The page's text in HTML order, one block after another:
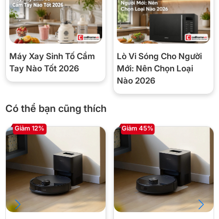
Bảo hành
của Cellhome)
Tính năng chính
Hút bụi thông minh, pin dung
lượng cao, điều khiển từ xa qua
Bạn cần một robot hút bụi nhỏ gọn, dễ sử dụng cho
Bạn muốn tự động hóa việc vệ sinh hàng ngày mà
không tốn nhiều công sức.
Bạn ưa thích thương hiệu Ecovacs uy tín với khả
năng điều khiển từ xa tiện lợi.
❌ Chưa nên mua nếu:
Bạn cần robot có khả năng lau nhà hoặc hút bụi trên
thảm dày.
Máy Xay Sinh Tố Cầm
Tay Nào Tốt 2026
Lò Vi Sóng Cho Người
Mới: Nên Chọn Loại
Nào 2026
Có thể bạn cũng thích
Giảm 12% Giảm 45%